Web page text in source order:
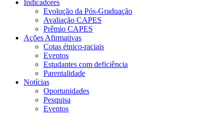
Indicadores
Evolução da Pós-Graduação
Avaliação CAPES
Prêmio CAPES
Ações Afirmativas
Cotas étnico-raciais
Eventos
Estudantes com deficiência
Parentalidade
Notícias
Oportunidades
Pesquisa
Eventos